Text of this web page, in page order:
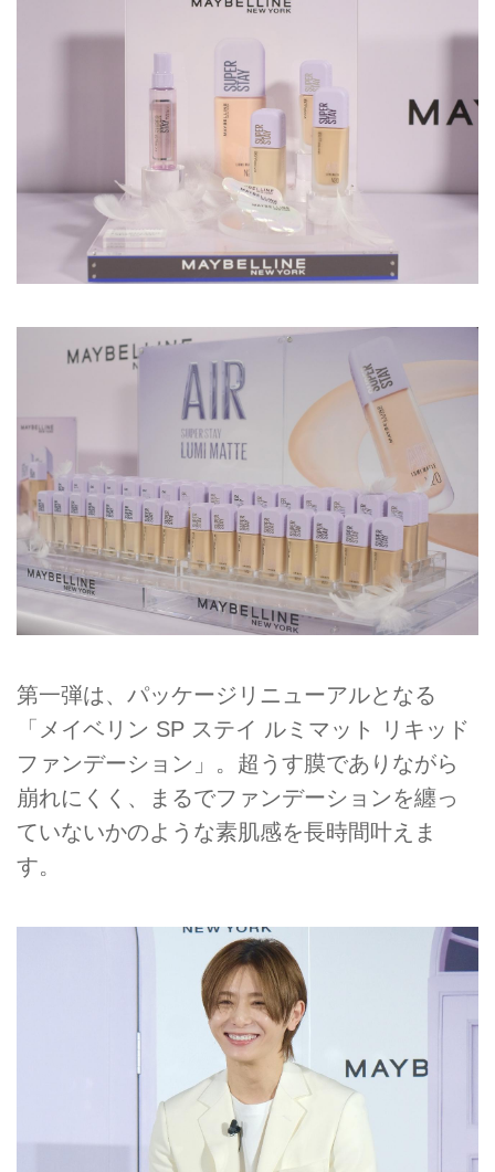
第一弾は、パッケージリニューアルとなる
「メイベリン SP ステイ ルミマット リキッド
ファンデーション」。超うす膜でありながら
崩れにくく、まるでファンデーションを纏っ
ていないかのような素肌感を長時間叶えま
す。